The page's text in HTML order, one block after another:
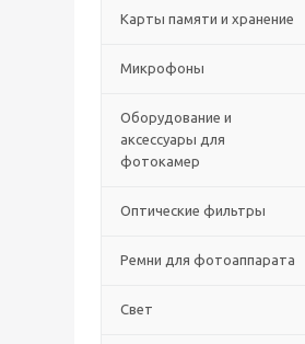
Карты памяти и хранение
Микрофоны
Оборудование и
аксессуары для
фотокамер
Оптические фильтры
Ремни для фотоаппарата
Свет